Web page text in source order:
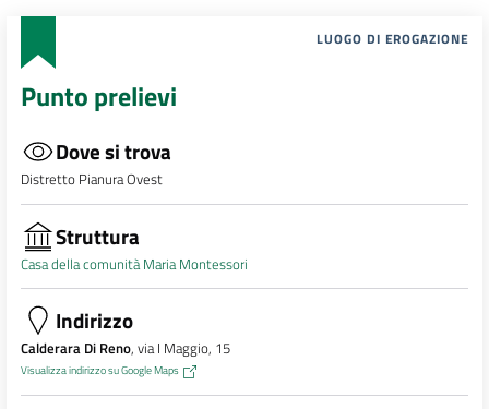
LUOGO DI EROGAZIONE
Punto prelievi
Dove si trova
Distretto Pianura Ovest
Struttura
Casa della comunità Maria Montessori
Indirizzo
Calderara Di Reno, via I Maggio, 15
Visualizza indirizzo su Google Maps